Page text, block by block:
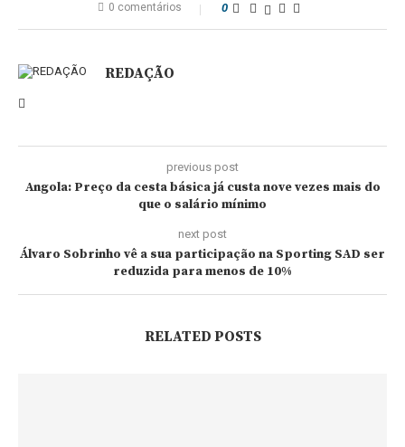
0 comentários 0
REDAÇÃO
previous post
Angola: Preço da cesta básica já custa nove vezes mais do
que o salário mínimo
next post
Álvaro Sobrinho vê a sua participação na Sporting SAD ser
reduzida para menos de 10%
RELATED POSTS